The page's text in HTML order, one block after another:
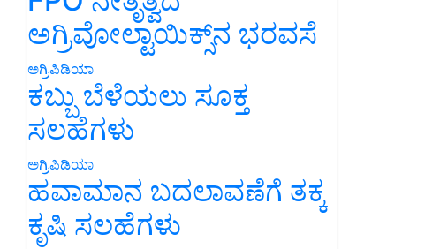
ಅಗ್ರಿವೋಲ್ಟಾಯಿಕ್ಸ್‌ನ ಭರವಸೆ
ಅಗ್ರಿಪಿಡಿಯಾ
ಕಬ್ಬು ಬೆಳೆಯಲು ಸೂಕ್ತ
ಸಲಹೆಗಳು
ಅಗ್ರಿಪಿಡಿಯಾ
ಹವಾಮಾನ ಬದಲಾವಣೆಗೆ ತಕ್ಕ
ಕೃಷಿ ಸಲಹೆಗಳು